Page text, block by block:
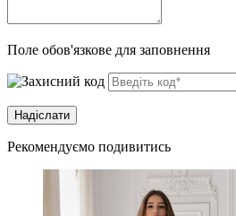
Поле обов'язкове для заповнення
Рекомендуємо подивитись